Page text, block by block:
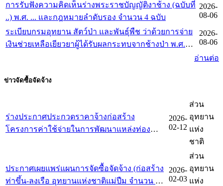
เกณฑ์การจัดการทำร่างกฎหมายและการประเมินผล
สัมฤทธิ์ของกฎหมาย พ.ศ. 2562
การรับฟังความคิดเห็นร่างพระราชบัญญัติงาช้าง (ฉบับที่
..) พ.ศ. ... และกฎหมายลำดับรอง จำนวน 4 ฉบับ
2026-
08-06
ระเบียบกรมอุทยาน สัตว์ป่า และพันธุ์พืช ว่าด้วยการจ่าย
เงินช่วยเหลือเยียวยาผู้ได้รับผลกระทบจากช้างป่า พ.ศ.
2026-
08-06
อ่านต่อ
ข่าวจัดซื้อจัดจ้าง
ร่างประกาศประกวดราคาจ้างก่อสร้าง
โครงการค่าใช้จ่ายในการพัฒนาแหล่งท่อง
จำนวน ๔ รายการ
2026-
02-12
ส่วน
อุทยาน
แห่ง
ชาติ
ประกาศเผยแพร่แผนการจัดซื้อจัดจ้าง (ก่อสร้าง
ท่าขึ้น-ลงเรือ อุทยานแห่งชาติแม่ปืม จำนวน 1
2026-
02-03
ส่วน
อุทยาน
แห่ง